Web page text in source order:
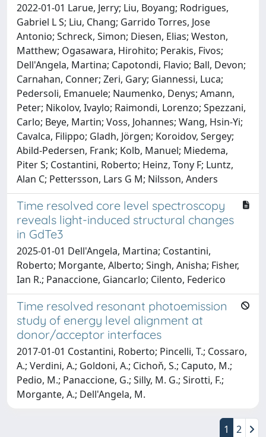
2022-01-01 Larue, Jerry; Liu, Boyang; Rodrigues,
Gabriel L S; Liu, Chang; Garrido Torres, Jose
Antonio; Schreck, Simon; Diesen, Elias; Weston,
Matthew; Ogasawara, Hirohito; Perakis, Fivos;
Dell'Angela, Martina; Capotondi, Flavio; Ball, Devon;
Carnahan, Conner; Zeri, Gary; Giannessi, Luca;
Pedersoli, Emanuele; Naumenko, Denys; Amann,
Peter; Nikolov, Ivaylo; Raimondi, Lorenzo; Spezzani,
Carlo; Beye, Martin; Voss, Johannes; Wang, Hsin-Yi;
Cavalca, Filippo; Gladh, Jörgen; Koroidov, Sergey;
Abild-Pedersen, Frank; Kolb, Manuel; Miedema,
Piter S; Costantini, Roberto; Heinz, Tony F; Luntz,
Alan C; Pettersson, Lars G M; Nilsson, Anders
Time resolved core level spectroscopy
reveals light-induced structural changes
in GdTe3
2025-01-01 Dell'Angela, Martina; Costantini,
Roberto; Morgante, Alberto; Singh, Anisha; Fisher,
Ian R.; Panaccione, Giancarlo; Cilento, Federico
Time resolved resonant photoemission
study of energy level alignment at
donor/acceptor interfaces
2017-01-01 Costantini, Roberto; Pincelli, T.; Cossaro,
A.; Verdini, A.; Goldoni, A.; Cichoň, S.; Caputo, M.;
Pedio, M.; Panaccione, G.; Silly, M. G.; Sirotti, F.;
Morgante, A.; Dell'Angela, M.
1 2